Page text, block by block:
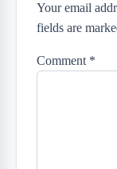
Your email
fields are
Comment *